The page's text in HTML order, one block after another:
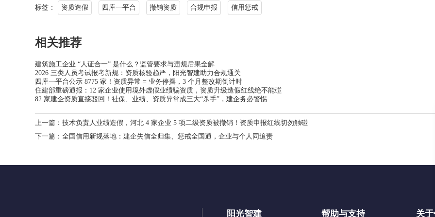
标签： 资质造假 四库一平台 撤销资质 合规申报 信用惩戒
相关推荐
建筑施工企业 “人证合一” 是什么？监管要求与违规后果全解
2026 三类人员考试报考新规：资质核验趋严，阳光智建助力合规通关
四库一平台公示 8775 家！资质异常 = 业务停摆，3 个月整改期倒计时
住建部重磅通报：12 家企业使用境外虚假业绩骗资质，资质升级造假红线绝不能碰
82 家建企资质直接驳回！社保、业绩、资质异常成三大“杀手”，建企务必警惕
上一篇： 技术负责人业绩造假，河北 4 家企业 5 项二级资质被撤销！资质申报红线切勿触碰
下一篇： 全国信用新规落地：建企失信全归集、惩戒全国通，企业与个人同追责
阳光智建 帮助与支持 关于